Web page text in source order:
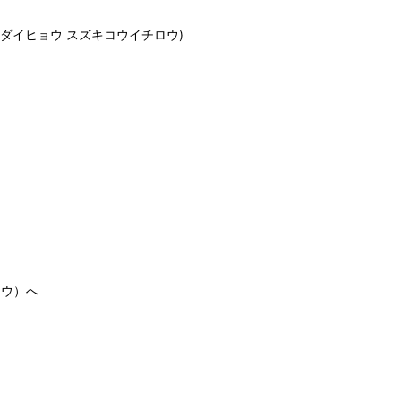
イヒョウ スズキコウイチロウ)
）へ